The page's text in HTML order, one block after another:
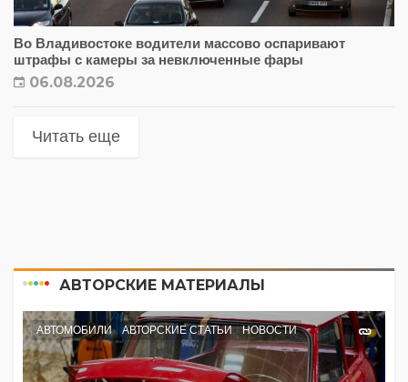
Во Владивостоке водители массово оспаривают
штрафы с камеры за невключенные фары
06.08.2026
Читать еще
АВТОРСКИЕ МАТЕРИАЛЫ
АВТОМОБИЛИ АВТОРСКИЕ СТАТЬИ НОВОСТИ